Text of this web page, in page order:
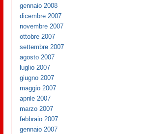
gennaio 2008
dicembre 2007
novembre 2007
ottobre 2007
settembre 2007
agosto 2007
luglio 2007
giugno 2007
maggio 2007
aprile 2007
marzo 2007
febbraio 2007
gennaio 2007